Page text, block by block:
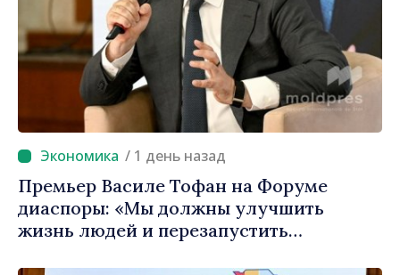
/ 1 день назад
Премьер Василе Тофан на Форуме
диаспоры: «Мы должны улучшить
жизнь людей и перезапустить